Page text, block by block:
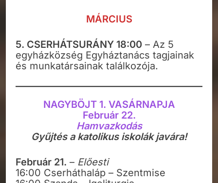
MÁRCIUS
5. CSERHÁTSURÁNY 18:00 – Az 5
egyházközség Egyháztanács tagjainak
és munkatársainak találkozója.
NAGYBÖJT 1. VASÁRNAPJA
Február 22.
Hamvazkodás
Gyűjtés a katolikus iskolák javára!
Február 21. – Előesti
16:00 Cserháthaláp – Szentmise